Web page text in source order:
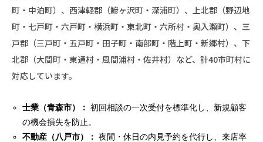
町・中泊町）、西津軽郡（鰺ヶ沢町・深浦町）、上北郡（野辺地
町・七戸町・六戸町・横浜町・東北町・六所村・奥入瀬町）、三
戸郡（三戸町・五戸町・田子町・南部町・階上町・新郷村）、下
北郡（大間町・東通村・風間浦村・佐井村）など、計40市町村に
対応しています。
士業（青森市）： 初回相談の一次受付を標準化し、新規顧客
の機会損失を防止。
不動産（八戸市）： 夜間・休日の内見予約を代行し、来店率